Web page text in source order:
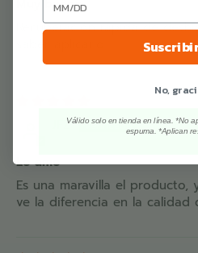
Muy bueno
Recuperación rápida de
JFZ
Lo amo
Es una maravilla el
ve la diferencia en la calidad
No,
Válido solo en tienda en línea. *No
espuma. *Aplican